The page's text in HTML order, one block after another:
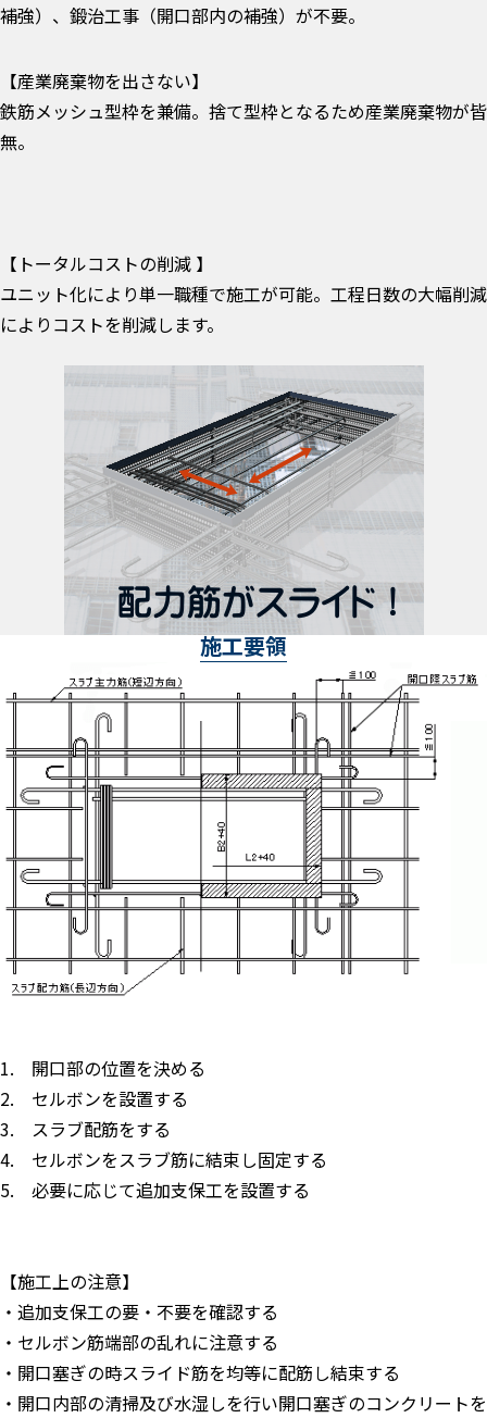
補強）、鍛治工事（開口部内の補強）が不要。
【産業廃棄物を出さない】
鉄筋メッシュ型枠を兼備。捨て型枠となるため産業廃棄物が皆
無。
【トータルコストの削減 】
ユニット化により単一職種で施工が可能。工程日数の大幅削減
によりコストを削減します。
施工要領
1. 開口部の位置を決める
2. セルボンを設置する
3. スラブ配筋をする
4. セルボンをスラブ筋に結束し固定する
5. 必要に応じて追加支保工を設置する
【施工上の注意】
・追加支保工の要・不要を確認する
・セルボン筋端部の乱れに注意する
・開口塞ぎの時スライド筋を均等に配筋し結束する
・開口内部の清掃及び水湿しを行い開口塞ぎのコンクリートを